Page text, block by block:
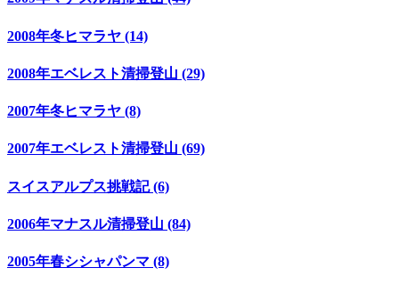
2008年冬ヒマラヤ (14)
2008年エベレスト清掃登山 (29)
2007年冬ヒマラヤ (8)
2007年エベレスト清掃登山 (69)
スイスアルプス挑戦記 (6)
2006年マナスル清掃登山 (84)
2005年春シシャパンマ (8)